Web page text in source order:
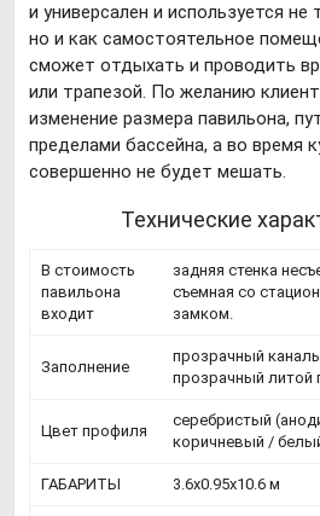
и универсален и используется не
но и как самостоятельное
сможет отдыхать и проводить
или трапезой. По желанию
изменение размера павильона,
пределами бассейна, а во время
совершенно не будет мешать.
Технические
В стоимость
павильона
входит
задняя стенка
съемная со
замком.
Заполнение
прозрачный
прозрачный литой
Цвет профиля
серебристый
коричневый /
ГАБАРИТЫ 3.6х0.95х10.6 м